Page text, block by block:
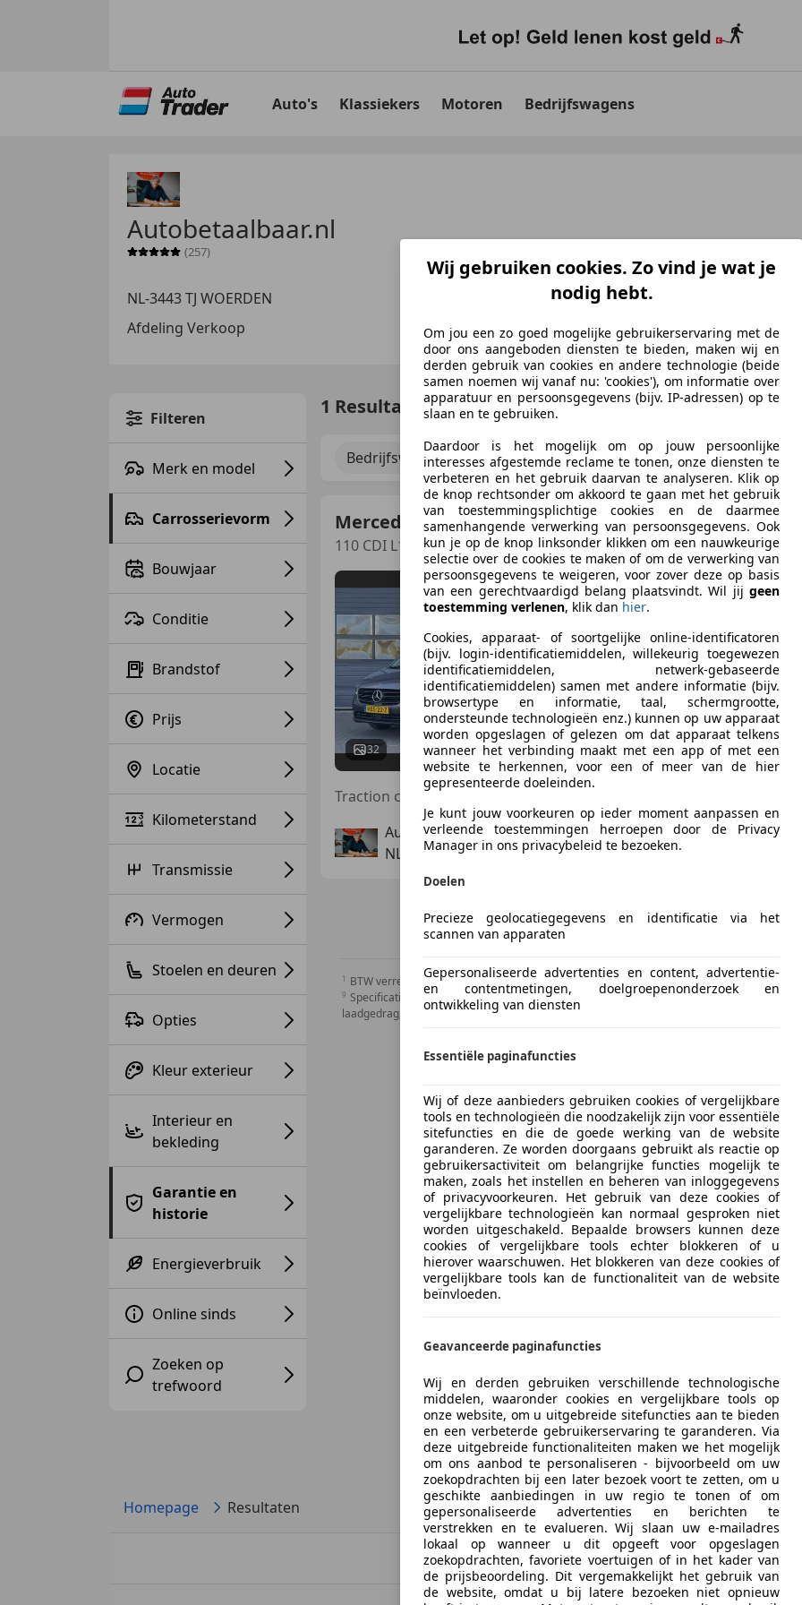
Auto's Klassiekers Motoren Bedrijfswagens
Autobetaalbaar.nl
Sterrenbeoordeling 5 van 5
(257)
NL-3443 TJ WOERDEN
Afdeling Verkoop
Filteren
Merk en model
Carrosserievorm
Bouwjaar
Conditie
Brandstof
Prijs
Locatie
Kilometerstand
Transmissie
Vermogen
Stoelen en deuren
Opties
Kleur exterieur
Interieur en
bekleding
Garantie en
historie
Energieverbruik
Online sinds
Zoeken op
trefwoord
1 Resultatenvoor uw zoekopdracht
Bedrijfswagen Schadeauto's tonen
Mercedes-Benz Citan
110 CDI L1 PRO I CRUISE CONTROL I P-CAMERA I AIRCO
32
€ 17.945
Excl. BTW
07/2023 31.570 km
Autobetaalbaar.nl
NL-3443 TJ WOERDEN
Vorige 1
BTW verrekenbaar
Specificatie van de fabrikant voor nieuwe voertuigen. Afhankelijk van de kilometerstand,
laadgedrag, kan de radius van occasies aanzienlijk variëren.
Homepage Resultaten
Wij gebruiken cookies. Zo vind je wat je
nodig hebt.
Om jou een zo goed mogelijke gebruikerservaring met de
door ons aangeboden diensten te bieden, maken wij en
derden gebruik van cookies en andere technologie (beide
samen noemen wij vanaf nu: 'cookies'), om informatie over
apparatuur en persoonsgegevens (bijv. IP-adressen) op te
slaan en te gebruiken.
Daardoor is het mogelijk om op jouw persoonlijke
interesses afgestemde reclame te tonen, onze diensten te
verbeteren en het gebruik daarvan te analyseren. Klik op
de knop rechtsonder om akkoord te gaan met het gebruik
van toestemmingsplichtige cookies en de daarmee
samenhangende verwerking van persoonsgegevens. Ook
kun je op de knop linksonder klikken om een nauwkeurige
selectie over de cookies te maken of om de verwerking van
persoonsgegevens te weigeren, voor zover deze op basis
van een gerechtvaardigd belang plaatsvindt. Wil jij geen
toestemming verlenen, klik dan hier.
Cookies, apparaat- of soortgelijke online-identificatoren
(bijv. login-identificatiemiddelen, willekeurig toegewezen
identificatiemiddelen, netwerk-gebaseerde
identificatiemiddelen) samen met andere informatie (bijv.
browsertype en informatie, taal, schermgrootte,
ondersteunde technologieën enz.) kunnen op uw apparaat
worden opgeslagen of gelezen om dat apparaat telkens
wanneer het verbinding maakt met een app of met een
website te herkennen, voor een of meer van de hier
gepresenteerde doeleinden.
Je kunt jouw voorkeuren op ieder moment aanpassen en
verleende toestemmingen herroepen door de Privacy
Manager in ons privacybeleid te bezoeken.
Doelen
Precieze geolocatiegegevens en identificatie via het
scannen van apparaten
Gepersonaliseerde advertenties en content, advertentie-
en contentmetingen, doelgroepenonderzoek en
ontwikkeling van diensten
Essentiële paginafuncties
Wij of deze aanbieders gebruiken cookies of vergelijkbare
tools en technologieën die noodzakelijk zijn voor essentiële
sitefuncties en die de goede werking van de website
garanderen. Ze worden doorgaans gebruikt als reactie op
gebruikersactiviteit om belangrijke functies mogelijk te
maken, zoals het instellen en beheren van inloggegevens
of privacyvoorkeuren. Het gebruik van deze cookies of
vergelijkbare technologieën kan normaal gesproken niet
worden uitgeschakeld. Bepaalde browsers kunnen deze
cookies of vergelijkbare tools echter blokkeren of u
hierover waarschuwen. Het blokkeren van deze cookies of
vergelijkbare tools kan de functionaliteit van de website
beïnvloeden.
Geavanceerde paginafuncties
Wij en derden gebruiken verschillende technologische
middelen, waaronder cookies en vergelijkbare tools op
onze website, om u uitgebreide sitefuncties aan te bieden
en een verbeterde gebruikerservaring te garanderen. Via
deze uitgebreide functionaliteiten maken we het mogelijk
om ons aanbod te personaliseren - bijvoorbeeld om uw
zoekopdrachten bij een later bezoek voort te zetten, om u
geschikte aanbiedingen in uw regio te tonen of om
gepersonaliseerde advertenties en berichten te
verstrekken en te evalueren. Wij slaan uw e-mailadres
lokaal op wanneer u dit opgeeft voor opgeslagen
zoekopdrachten, favoriete voertuigen of in het kader van
de prijsbeoordeling. Dit vergemakkelijkt het gebruik van
de website, omdat u bij latere bezoeken niet opnieuw